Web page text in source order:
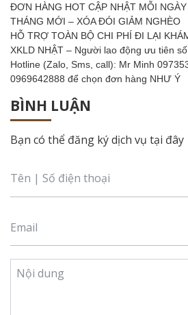
ĐƠN HÀNG HOT CẬP NHẬT MỖI
THÁNG MỚI – XÓA ĐÓI GIẢM NGHÈO
HỖ TRỢ TOÀN BỘ CHI PHÍ ĐI LẠI
XKLD NHẬT – Người lao động ưu tiên
Hotline (Zalo, Sms, call): Mr Minh
0969642888 để chọn đơn hàng NHƯ Ý
BÌNH LUẬN
Bạn có thể đăng ký dịch vụ tại đây